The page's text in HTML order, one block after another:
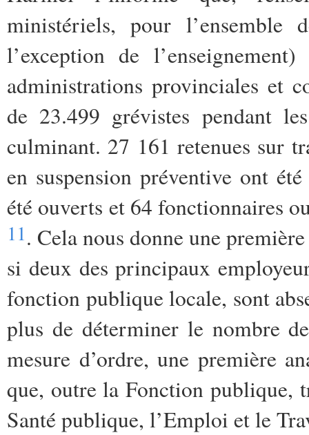
ministériels, pour l’ensemble
l’exception de
administrations provinciales et
de 23.499 grévistes pendant
culminant. 27 161 retenues sur
en suspension préventive ont
été ouverts et 64 fonctionnaires
11. Cela nous donne une
si deux des principaux
fonction publique locale, sont
plus de déterminer le nombre
mesure d’ordre, une première
que, outre la Fonction publique,
Santé publique, l’Emploi et le